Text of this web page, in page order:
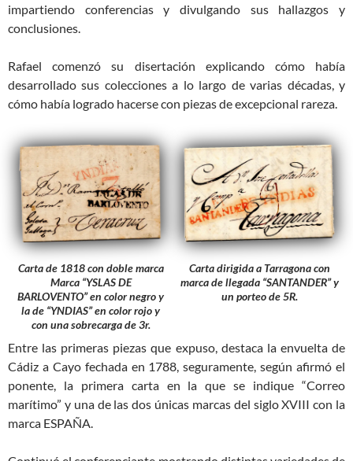
impartiendo conferencias y divulgando sus hallazgos y
conclusiones.
Rafael comenzó su disertación explicando cómo había
desarrollado sus colecciones a lo largo de varias décadas, y
cómo había logrado hacerse con piezas de excepcional rareza.
Carta de 1818 con doble marca
Marca “YSLAS DE
BARLOVENTO” en color negro y
la de “YNDIAS” en color rojo y
con una sobrecarga de 3r.
Carta dirigida a Tarragona con
marca de llegada “SANTANDER” y
un porteo de 5R.
Entre las primeras piezas que expuso, destaca la envuelta de
Cádiz a Cayo fechada en 1788, seguramente, según afirmó el
ponente, la primera carta en la que se indique “Correo
marítimo” y una de las dos únicas marcas del siglo XVIII con la
marca ESPAÑA.